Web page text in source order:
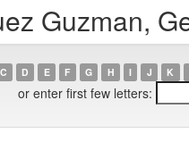
Guzman,
C D E F G H I J K
or enter first few letters: